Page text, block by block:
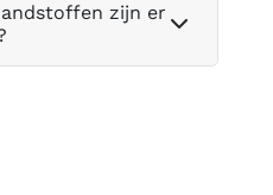
zijn er